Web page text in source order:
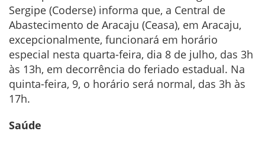
Sergipe (Coderse) informa que, a Central de
Abastecimento de Aracaju (Ceasa), em Aracaju,
excepcionalmente, funcionará em horário
especial nesta quarta-feira, dia 8 de julho, das 3h
às 13h, em decorrência do feriado estadual. Na
quinta-feira, 9, o horário será normal, das 3h às
17h.
Saúde